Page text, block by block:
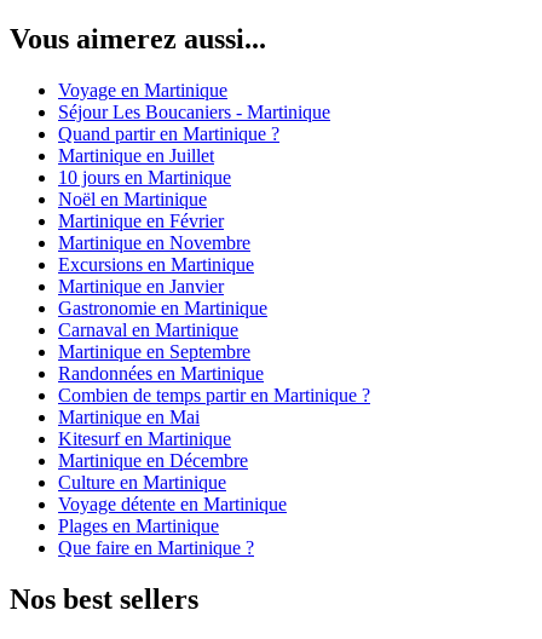
Vous aimerez aussi...
Voyage en Martinique
Séjour Les Boucaniers - Martinique
Quand partir en Martinique ?
Martinique en Juillet
10 jours en Martinique
Noël en Martinique
Martinique en Février
Martinique en Novembre
Excursions en Martinique
Martinique en Janvier
Gastronomie en Martinique
Carnaval en Martinique
Martinique en Septembre
Randonnées en Martinique
Combien de temps partir en Martinique ?
Martinique en Mai
Kitesurf en Martinique
Martinique en Décembre
Culture en Martinique
Voyage détente en Martinique
Plages en Martinique
Que faire en Martinique ?
Nos best sellers